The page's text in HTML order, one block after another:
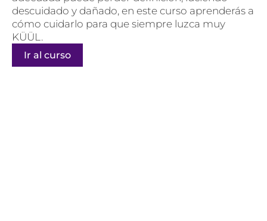
descuidado y dañado, en este curso aprenderás a
cómo cuidarlo para que siempre luzca muy
KÜÜL.
Ir al curso